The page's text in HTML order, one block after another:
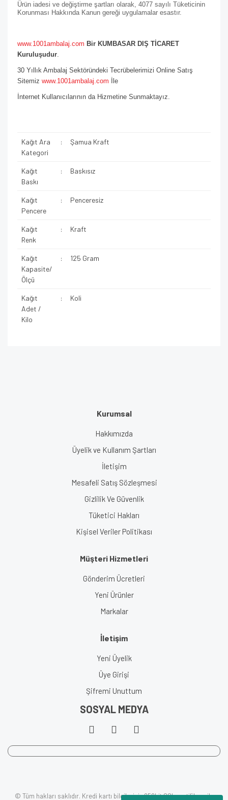
Ürün iadesi ve değiştirme şartları olarak, 4077 sayılı Tüketicinin
Korunması Hakkında Kanun gereği uygulamalar esastır.
www.1001ambalaj.com Bir KUMBASAR DIŞ TİCARET
Kuruluşudur.
30 Yıllık Ambalaj Sektöründeki Tecrübelerimizi Online Satış
Sitemiz www.1001ambalaj.com İle
İnternet Kullanıcılarının da Hizmetine Sunmaktayız.
Kağıt Ara
Kategori
: Şamua Kraft
Kağıt
Baskı
: Baskısız
Kağıt
Pencere
: Penceresiz
Kağıt
Renk
: Kraft
Kağıt
Kapasite/
Ölçü
: 125 Gram
Kağıt
Adet /
Kilo
: Koli
Kurumsal
Hakkımızda
Üyelik ve Kullanım Şartları
İletişim
Mesafeli Satış Sözleşmesi
Gizlilik Ve Güvenlik
Tüketici Hakları
Kişisel Veriler Politikası
Müşteri Hizmetleri
Gönderim Ücretleri
Yeni Ürünler
Markalar
İletişim
Yeni Üyelik
Üye Girişi
Şifremi Unuttum
SOSYAL MEDYA
© Tüm hakları saklıdır. Kredi kartı bilgileriniz 256bit SSL sertifikası ile